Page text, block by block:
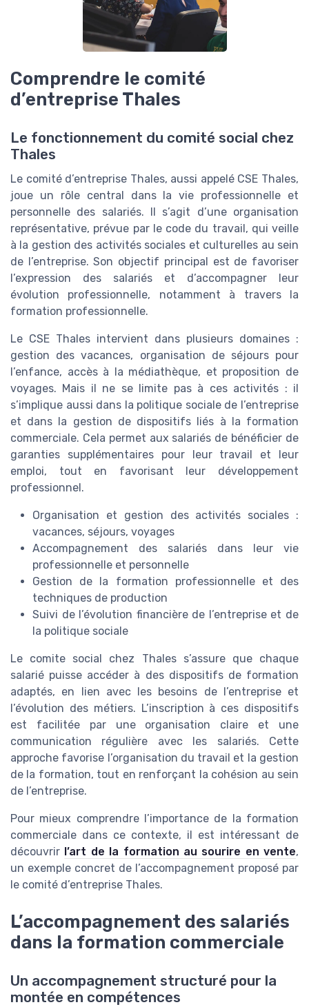
Comprendre le comité
d’entreprise Thales
Le fonctionnement du comité social chez
Thales
Le comité d’entreprise Thales, aussi appelé CSE Thales,
joue un rôle central dans la vie professionnelle et
personnelle des salariés. Il s’agit d’une organisation
représentative, prévue par le code du travail, qui veille
à la gestion des activités sociales et culturelles au sein
de l’entreprise. Son objectif principal est de favoriser
l’expression des salariés et d’accompagner leur
évolution professionnelle, notamment à travers la
formation professionnelle.
Le CSE Thales intervient dans plusieurs domaines :
gestion des vacances, organisation de séjours pour
l’enfance, accès à la médiathèque, et proposition de
voyages. Mais il ne se limite pas à ces activités : il
s’implique aussi dans la politique sociale de l’entreprise
et dans la gestion de dispositifs liés à la formation
commerciale. Cela permet aux salariés de bénéficier de
garanties supplémentaires pour leur travail et leur
emploi, tout en favorisant leur développement
professionnel.
Organisation et gestion des activités sociales :
vacances, séjours, voyages
Accompagnement des salariés dans leur vie
professionnelle et personnelle
Gestion de la formation professionnelle et des
techniques de production
Suivi de l’évolution financière de l’entreprise et de
la politique sociale
Le comite social chez Thales s’assure que chaque
salarié puisse accéder à des dispositifs de formation
adaptés, en lien avec les besoins de l’entreprise et
l’évolution des métiers. L’inscription à ces dispositifs
est facilitée par une organisation claire et une
communication régulière avec les salariés. Cette
approche favorise l’organisation du travail et la gestion
de la formation, tout en renforçant la cohésion au sein
de l’entreprise.
Pour mieux comprendre l’importance de la formation
commerciale dans ce contexte, il est intéressant de
découvrir l’art de la formation au sourire en vente,
un exemple concret de l’accompagnement proposé par
le comité d’entreprise Thales.
L’accompagnement des salariés
dans la formation commerciale
Un accompagnement structuré pour la
montée en compétences